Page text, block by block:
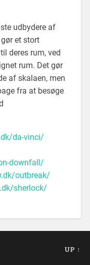
udbydere af
et stort
deres rum, ved
rum. Det gør
af skalaen, men
fra at besøge
da-vinci/
downfall/
outbreak/
sherlock/
UP ↑